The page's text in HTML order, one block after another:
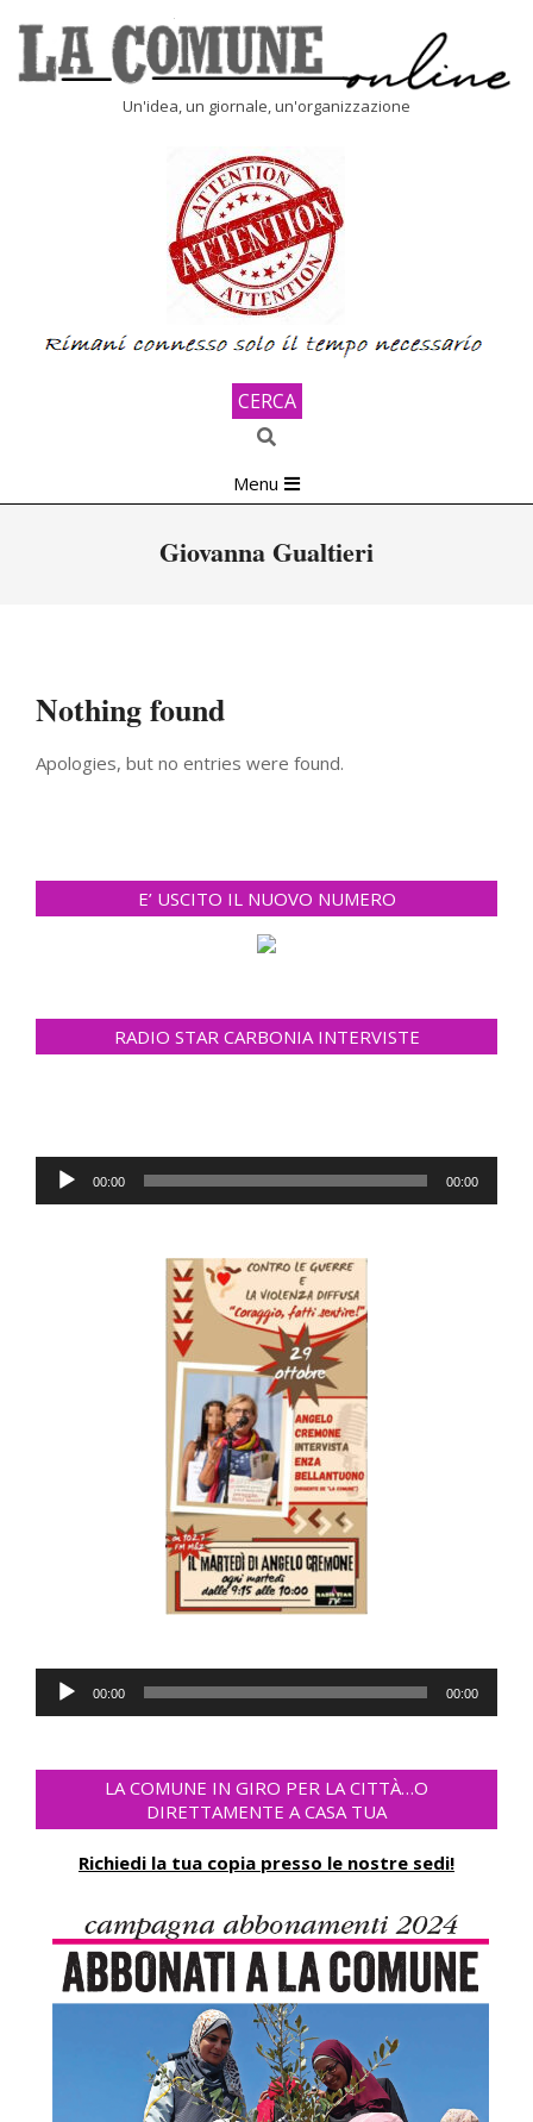
content
Un'idea, un giornale, un'organizzazione
CERCA
Search
Navigation
Menu
Giovanna Gualtieri
Nothing found
Apologies, but no entries were found.
E’ USCITO IL NUOVO NUMERO
RADIO STAR CARBONIA INTERVISTE
Lecteur
audio
00:00 00:00
Lecteur
audio
00:00 00:00
LA COMUNE IN GIRO PER LA CITTÀ…O
DIRETTAMENTE A CASA TUA
Richiedi la tua copia presso le nostre sedi!